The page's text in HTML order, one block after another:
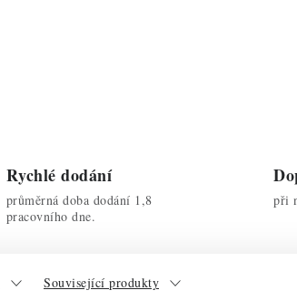
Rychlé dodání
průměrná doba dodání 1,8
pracovního dne.
při
Související produkty